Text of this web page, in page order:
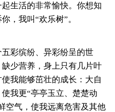
生活的非常愉快。你想知
，我叫“欢乐树”。
彩缤纷、异彩纷呈的世
少营养，身上只有几片叶
我能够茁壮的成长：大自
我更“亭亭玉立、楚楚动
空气，使我远离危害及其他